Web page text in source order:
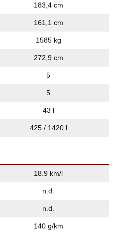
183,4 cm
161,1 cm
1585 kg
272,9 cm
5
5
43 l
425 / 1420 l
18.9 km/l
n.d.
n.d.
140 g/km